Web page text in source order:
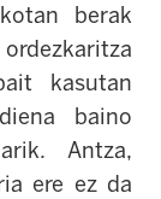
berak
kasutan
baino
Antza,
ere ez da